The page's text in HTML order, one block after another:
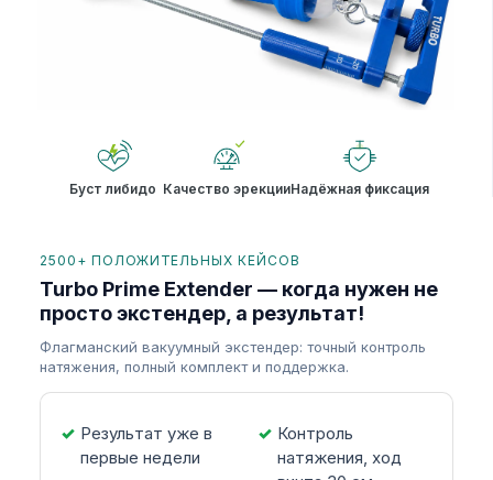
Буст либидо Качество эрекцииНадёжная фиксация
2500+ ПОЛОЖИТЕЛЬНЫХ КЕЙСОВ
Turbo Prime Extender — когда нужен не
просто экстендер, а результат!
Флагманский вакуумный экстендер: точный контроль
натяжения, полный комплект и поддержка.
Результат уже в
первые недели
Контроль
натяжения, ход